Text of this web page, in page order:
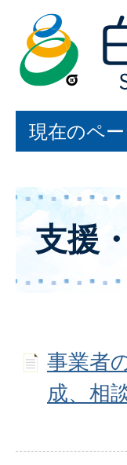
現在のペ
支援
事業者
成、相